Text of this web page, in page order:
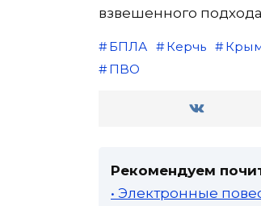
взвешенного
БПЛА Керчь
ПВО
Рекомендуем
• Электронные